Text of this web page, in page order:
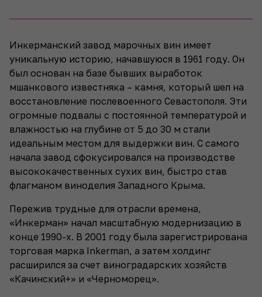
Инкерманский завод марочных вин имеет
уникальную историю, начавшуюся в 1961 году. Он
был основан на базе бывших выработок
мшанкового известняка – камня, который шел на
восстановление послевоенного Севастополя. Эти
огромные подвалы с постоянной температурой и
влажностью на глубине от 5 до 30 м стали
идеальным местом для выдержки вин. С самого
начала завод сфокусировался на производстве
высококачественных сухих вин, быстро став
флагманом виноделия Западного Крыма.
Пережив трудные для отрасли времена,
«Инкерман» начал масштабную модернизацию в
конце 1990-х. В 2001 году была зарегистрирована
торговая марка Inkerman, а затем холдинг
расширился за счет виноградарских хозяйств
«Качинский+» и «Черноморец».